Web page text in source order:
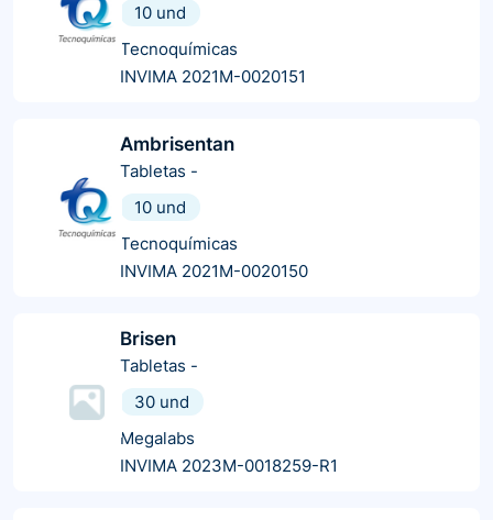
10 und
Tecnoquímicas
INVIMA 2021M-0020151
Ambrisentan
Tabletas -
10 und
Tecnoquímicas
INVIMA 2021M-0020150
Brisen
Tabletas -
30 und
Megalabs
INVIMA 2023M-0018259-R1